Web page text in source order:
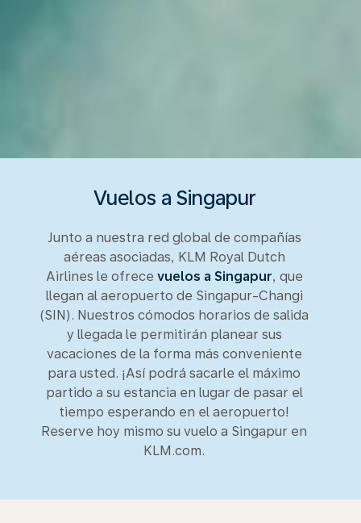
Vuelos a Singapur
Junto a nuestra red global de compañías
aéreas asociadas, KLM Royal Dutch
Airlines le ofrece vuelos a Singapur, que
llegan al aeropuerto de Singapur-Changi
(SIN). Nuestros cómodos horarios de salida
y llegada le permitirán planear sus
vacaciones de la forma más conveniente
para usted. ¡Así podrá sacarle el máximo
partido a su estancia en lugar de pasar el
tiempo esperando en el aeropuerto!
Reserve hoy mismo su vuelo a Singapur en
KLM.com.